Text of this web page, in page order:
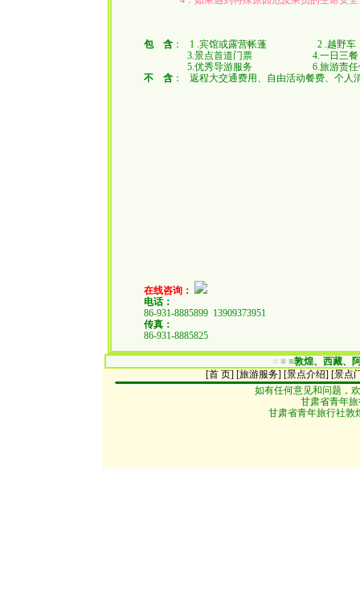
包 含： 1 .宾馆或露营帐蓬 2 .
3.景点首道门票 4.一日三餐
5.优秀导游服务 6.旅游责任
不 含： 返程大交通费用、自由活动餐费、个人
在线咨询：
电话：
86-931-8885899 13909373951
传真：
86-931-8885825
■ ■ ■敦煌、西藏、
[首 页] [旅游服务] [景点介绍] [景点
如有任何意见和问题，
甘肃省青年旅
甘肃省青年旅行社敦